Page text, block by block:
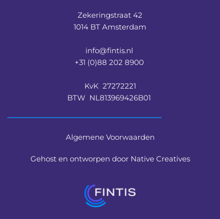
Zekeringstraat 42
1014 BT Amsterdam
info@fintis.nl
+31 (0)88 202 8900
KvK  27272221
BTW  NL813969426B01
Algemene Voorwaarden
Gehost en ontworpen door Native Creatives